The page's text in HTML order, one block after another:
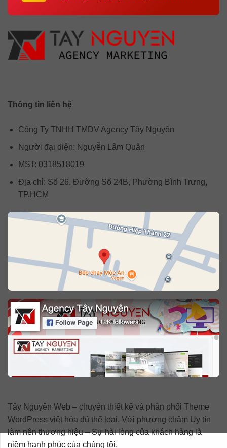
Thông tin liên hệ
Công Ty TNHH TMDV Agency Tây Nguyên
Người đại diện: Nguyễn Lâm Quân
MST: 0318518019
Địa chỉ: Số 26, Đường Số 24B, Phường Bình Trưng,
TP.HCM
Tây Nguyên Web – chuyên thiết kế và phân phối Theme
WordPress việt hóa đủ thể loại. Với phương châm Uy tín
làm nên thương hiệu – Sự hài lòng của khách hàng là
niềm hạnh phúc của chúng tôi.